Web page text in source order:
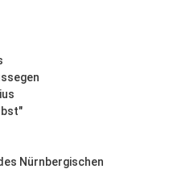
Nürnbergischen